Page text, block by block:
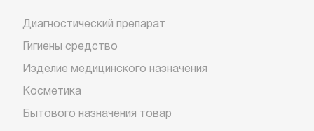
Диагностический препарат
Гигиены средство
Изделие медицинского назначения
Косметика
Бытового назначения товар